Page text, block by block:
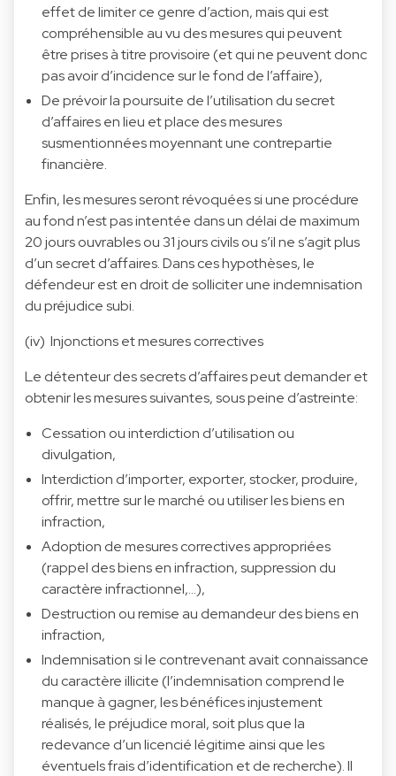
effet de limiter ce genre d’action, mais qui est
compréhensible au vu des mesures qui peuvent
être prises à titre provisoire (et qui ne peuvent donc
pas avoir d’incidence sur le fond de l’affaire),
De prévoir la poursuite de l’utilisation du secret
d’affaires en lieu et place des mesures
susmentionnées moyennant une contrepartie
financière.
Enfin, les mesures seront révoquées si une procédure
au fond n’est pas intentée dans un délai de maximum
20 jours ouvrables ou 31 jours civils ou s’il ne s’agit plus
d’un secret d’affaires. Dans ces hypothèses, le
défendeur est en droit de solliciter une indemnisation
du préjudice subi.
(iv) Injonctions et mesures correctives
Le détenteur des secrets d’affaires peut demander et
obtenir les mesures suivantes, sous peine d’astreinte:
Cessation ou interdiction d’utilisation ou
divulgation,
Interdiction d’importer, exporter, stocker, produire,
offrir, mettre sur le marché ou utiliser les biens en
infraction,
Adoption de mesures correctives appropriées
(rappel des biens en infraction, suppression du
caractère infractionnel,…),
Destruction ou remise au demandeur des biens en
infraction,
Indemnisation si le contrevenant avait connaissance
du caractère illicite (l’indemnisation comprend le
manque à gagner, les bénéfices injustement
réalisés, le préjudice moral, soit plus que la
redevance d’un licencié légitime ainsi que les
éventuels frais d’identification et de recherche). Il